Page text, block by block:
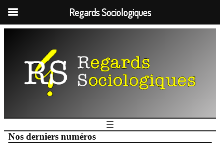
Nos derniers numéros
Regards Sociologiques